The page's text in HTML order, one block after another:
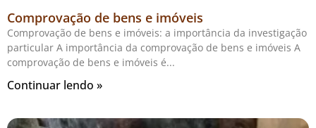
Comprovação de bens e imóveis
Comprovação de bens e imóveis: a importância da investigação
particular A importância da comprovação de bens e imóveis A
comprovação de bens e imóveis é
Continuar lendo »